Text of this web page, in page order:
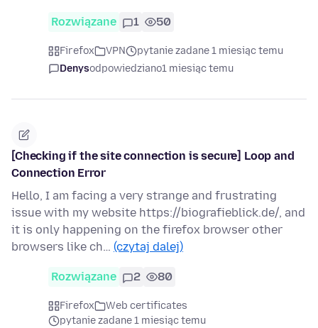
Rozwiązane 1 50
Firefox VPN
pytanie zadane 1 miesiąc temu
Denysodpowiedziano1 miesiąc temu
[Checking if the site connection is secure] Loop and
Connection Error
Hello, I am facing a very strange and frustrating
issue with my website https://biografieblick.de/, and
it is only happening on the firefox browser other
browsers like ch… (czytaj dalej)
Rozwiązane 2 80
Firefox
Web certificates
pytanie zadane 1 miesiąc temu